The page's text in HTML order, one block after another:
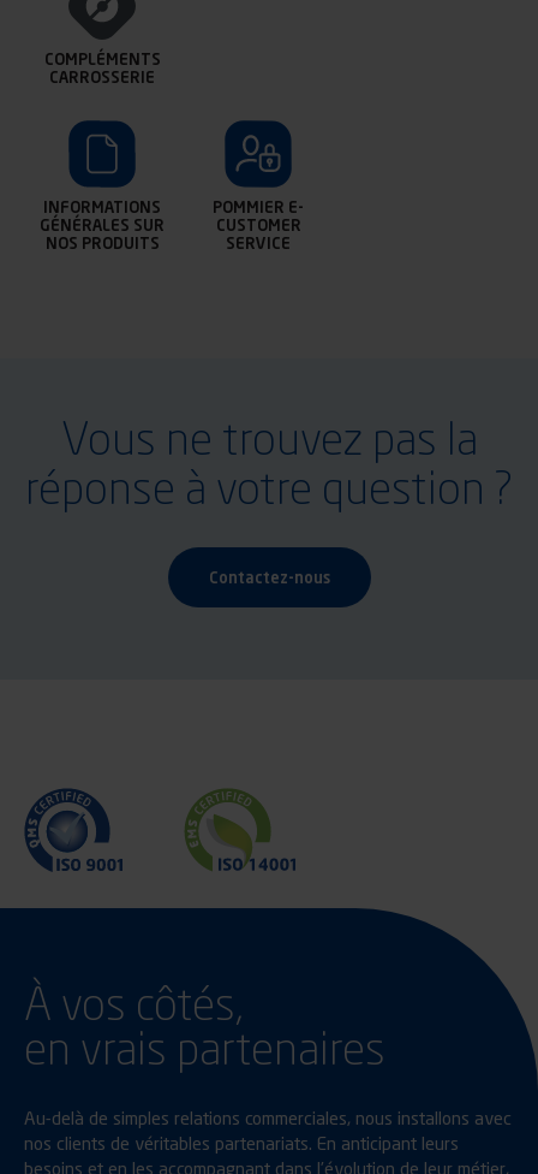
COMPLÉMENTS
CARROSSERIE
INFORMATIONS
GÉNÉRALES SUR
NOS PRODUITS
POMMIER E-
CUSTOMER
SERVICE
Vous ne trouvez pas la
réponse à votre question ?
Contactez-nous
À vos côtés,
en vrais partenaires
Au-delà de simples relations commerciales, nous installons avec
nos clients de véritables partenariats. En anticipant leurs
besoins et en les accompagnant dans l’évolution de leur métier,